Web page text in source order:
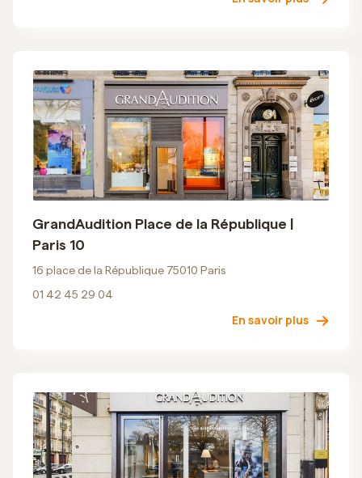
GrandAudition Place de la République |
Paris 10
16 place de la République 75010 Paris
01 42 45 29 04
En savoir plus